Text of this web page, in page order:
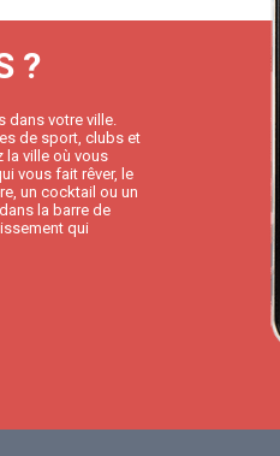
?
dans votre ville.
de sport, clubs et
la ville où vous
vous fait rêver, le
un cocktail ou un
la barre de
qui